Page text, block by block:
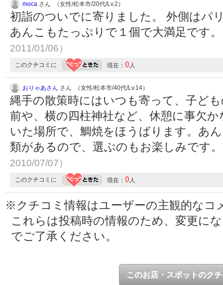
moca さん （女性/松本市/20代/Lv.2）
初詣のついでに寄りました。 外側はパ
あんこもたっぷりで１個で大満足です
2011/01/06）
このクチコミに 現在： 0人
おりゃあさん さん （女性/松本市/40代/Lv.14）
縄手の散策時にはいつも寄って、子ど
前や、横の四柱神社など、休憩に事欠
いた場所で、鯛焼をほうばります。あ
類があるので、選ぶのもお楽しみです
2010/07/07）
このクチコミに 現在： 0人
※クチコミ情報はユーザーの主観的なコ
これらは投稿時の情報のため、変更に
でご了承ください。
このお店・スポットのク